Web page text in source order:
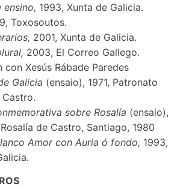
ensino, 1993, Xunta de Galicia.
Toxosoutos.
2001, Xunta de Galicia.
2003, El Correo Gallego.
con Xesús Rábade Paredes
Galicia (ensaio), 1971, Patronato
Castro.
sobre Rosalía (ensaio),
de Castro, Santiago, 1980
Amor con Auria ó fondo, 1993,